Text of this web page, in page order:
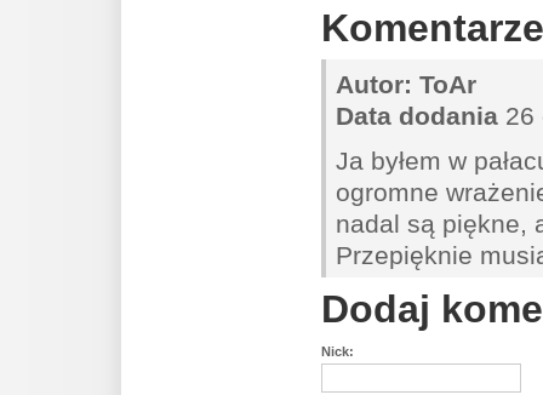
Komentarze
Autor: ToAr
Data dodania 26
Ja byłem w
ogromne
nadal są piękne,
Przepięknie
Dodaj
Nick: